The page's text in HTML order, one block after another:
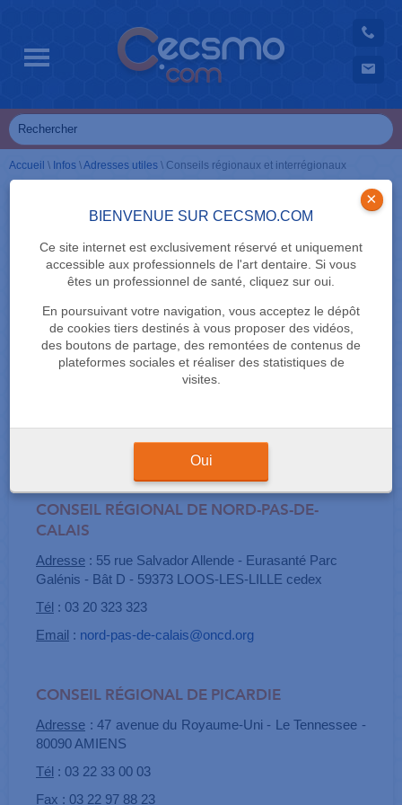
BIENVENUE SUR CECSMO.COM
Ce site internet est exclusivement réservé et uniquement
accessible aux professionnels de l'art dentaire. Si vous
êtes un professionnel de santé, cliquez sur oui.
En poursuivant votre navigation, vous acceptez le dépôt
de cookies tiers destinés à vous proposer des vidéos,
des boutons de partage, des remontées de contenus de
plateformes sociales et réaliser des statistiques de
visites.
×
Oui
Accueil \ Infos \Adresses utiles \ Conseils régionaux et interrégionaux
ADRESSES UTILES
interrégionaux
CONSEIL RÉGIONAL DE HAUTE-NORMANDIE
Adresse: 67 avenue Jacques Chastellain - 76000
ROUEN
CONSEIL RÉGIONAL DE NORD-PAS-DE-
CALAIS
Adresse : 55 rue Salvador Allende - Eurasanté Parc
Galénis - Bât D - 59373 LOOS-LES-LILLE cedex
Tél : 03 20 323 323
Email : nord-pas-de-calais@oncd.org
CONSEIL RÉGIONAL DE PICARDIE
Adresse : 47 avenue du Royaume-Uni - Le Tennessee -
80090 AMIENS
Tél : 03 22 33 00 03
Fax : 03 22 97 88 23